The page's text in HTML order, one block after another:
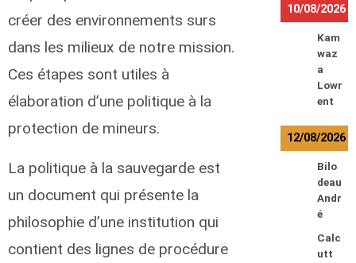
créer des environnements surs
dans les milieux de notre mission.
Ces étapes sont utiles à
élaboration d’une politique à la
protection de mineurs.
La politique à la sauvegarde est
un document qui présente la
philosophie d’une institution qui
contient des lignes de procédure
10/08/2026
Kam
waz
a
Lowr
ent
12/08/2026
Bilo
deau
Andr
é
Calc
utt